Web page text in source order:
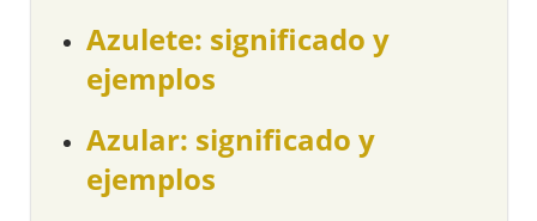
Azulete: significado y
ejemplos
Azular: significado y
ejemplos